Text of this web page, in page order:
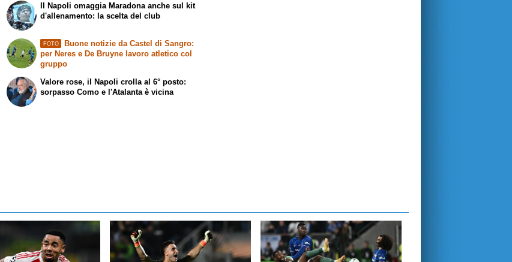
Il Napoli omaggia Maradona anche sul kit
d'allenamento: la scelta del club
FOTO
Buone notizie da Castel di Sangro:
per Neres e De Bruyne lavoro atletico col
gruppo
Valore rose, il Napoli crolla al 6° posto:
sorpasso Como e l'Atalanta è vicina